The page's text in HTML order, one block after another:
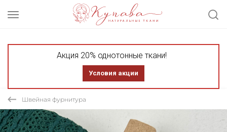
Акция 20% однотонные ткани!
Условия акции
Швейная фурнитура